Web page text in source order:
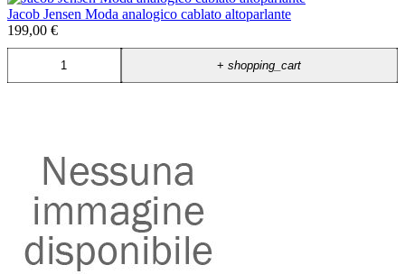
Jacob Jensen Moda analogico cablato altoparlante
199,00 €
+shopping_cart